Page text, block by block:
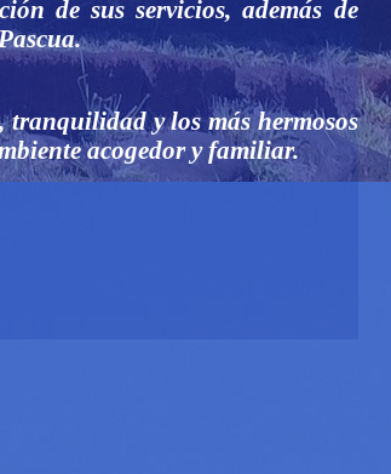
de sus servicios, además de
y los más hermosos
acogedor y familiar.